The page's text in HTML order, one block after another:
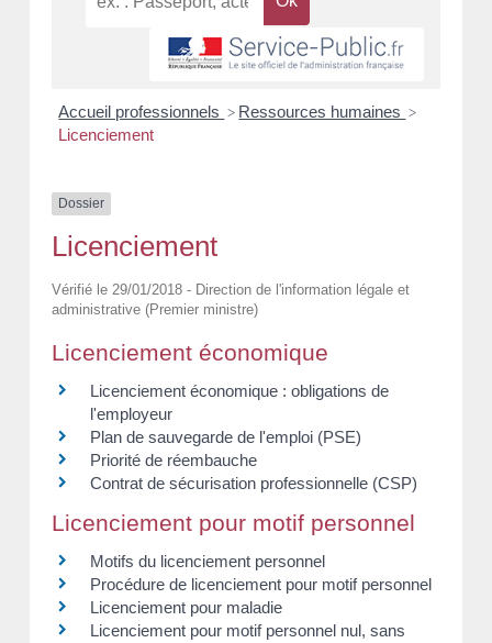
Accueil professionnels > Ressources humaines >
Licenciement
Dossier
Licenciement
Vérifié le 29/01/2018 - Direction de l'information légale et
administrative (Premier ministre)
Licenciement économique
Licenciement économique : obligations de
l'employeur
Plan de sauvegarde de l'emploi (PSE)
Priorité de réembauche
Contrat de sécurisation professionnelle (CSP)
Licenciement pour motif personnel
Motifs du licenciement personnel
Procédure de licenciement pour motif personnel
Licenciement pour maladie
Licenciement pour motif personnel nul, sans